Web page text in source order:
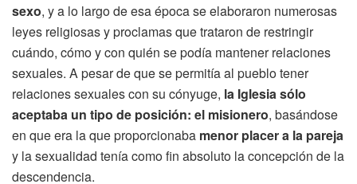
sexo, y a lo largo de esa época se elaboraron numerosas
leyes religiosas y proclamas que trataron de restringir
cuándo, cómo y con quién se podía mantener relaciones
sexuales. A pesar de que se permitía al pueblo tener
relaciones sexuales con su cónyuge, la Iglesia sólo
aceptaba un tipo de posición: el misionero, basándose
en que era la que proporcionaba menor placer a la pareja
y la sexualidad tenía como fin absoluto la concepción de la
descendencia.